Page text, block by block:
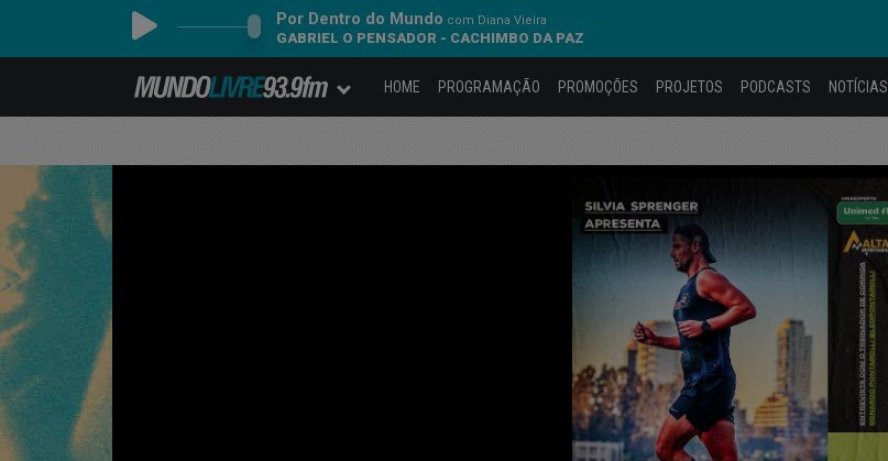
Por Dentro do Mundo com Diana Vieira
GABRIEL O PENSADOR - CACHIMBO DA PAZ
HOME PROGRAMAÇÃO PROMOÇÕES PROJETOS PODCASTS NOTÍCIAS